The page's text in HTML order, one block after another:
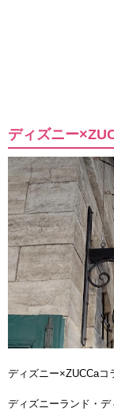
ディズニー
ディズニー×ZUCCaコ
ディズニーランド・